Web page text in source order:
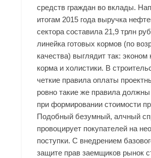
средств граждан во вклады.
итогам 2015 года выручка
сектора составила 21,9 трлн
линейка готовых кормов (по
качества) выглядит так:
корма и холистики. В
четкие правила оплаты
ровно такие же правила
при формировании стоимости
Подобный безумный, алчный
провоцирует покупателей на
поступки. С внедрением
защите прав заемщиков рынок